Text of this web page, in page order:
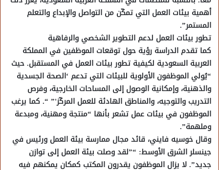
أهمية بيئات العمل التي تمكّن من التواصل والإبداع والتعلم
المستمر”.
تطور بيئات العمل لدعم التطوير الشخصي والرفاهية
كما تقدم الدراسة رؤية حول توقعات الموظفين في المملكة
العربية السعودية لكيفية تطور بيئات العمل في المستقبل. حيث
“يُولي الموظفون الأولوية للبيئات التي تدعم ‘الصحة الجسدية
والذهنية، وإمكانية الوصول إلى المساحات الخارجية، وفرص
التدريب والتوجيه، والمناطق الهادئة للعمل المركّز'” “. كما يرغب
الموظفون في بيئات عمل تشعر بأنها “منتجة ومهنية، ومبدعة
وملهمة”.
وقال خوسيه فايني، قائد مجال ممارسة بيئة العمل ورئيس في
جينسلر الشرق الأوسط: “”لقد وصلت بيئة العمل إلى توازن
جديد”. لا يزال الموظفون يقدرون المكتب كمكان يمكنهم فيه